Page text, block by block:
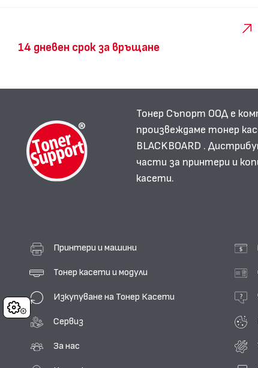
Cookies
14 дневен срок за връщане
Тонер Съпорт ООД е
произвеждаме тонер
BLACKBOARD .
части за принтери и
касети.
Принтери и машини
Тонер касети и модули
Изкупуване на Тонер Касети
Сервиз
За нас